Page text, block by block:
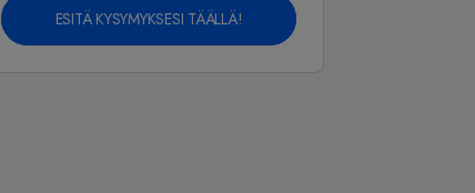
ESITÄ KYSYMYKSESI TÄÄLLÄ!